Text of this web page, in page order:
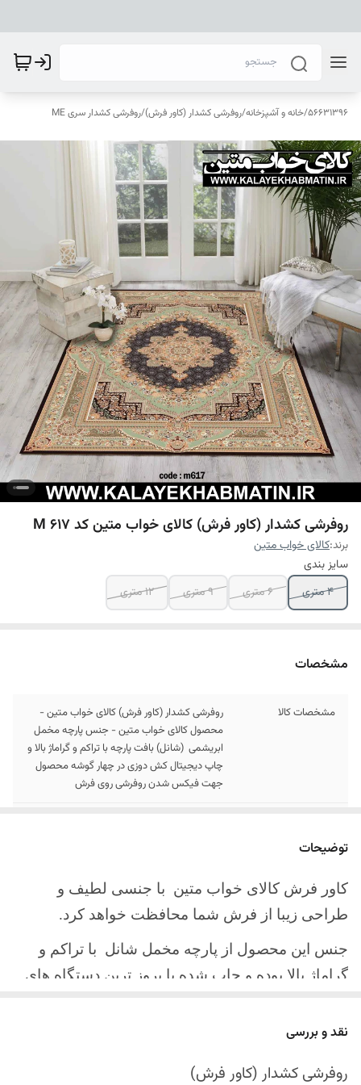
56631396
/خانه و آشپزخانه/روفرشی کشدار (کاور فرش)/روفرشی کشدار سری ME
روفرشی کشدار (کاور فرش) کالای خواب متین کد M 617
برند:کالای خواب متین
سایز بندی
4 متری
6 متری 9 متری 12 متری
مشخصات
مشخصات کالا
روفرشی کشدار (کاور فرش) کالای خواب متین -
محصول کالای خواب متین - جنس پارچه مخمل
ابریشمی (شانل) بافت پارچه با تراکم و گراماژ بالا و
چاپ دیجیتال کش دوزی در چهار گوشه محصول
جهت فیکس شدن روفرشی روی فرش
ارسال کالا
آینده
توضیحات
کاور فرش کالای خواب متین با جنسی لطیف و
طراحی زیبا از فرش شما محافظت خواهد کرد.
جنس این محصول از پارچه مخمل شانل با تراکم و
گراماژ بالا بوده و چاپ شده با بروز ترین دستگاه های
چهار گوشه این محصول با کش باکیفیت دوخته‌شده
نقد و بررسی
روفرشی کشدار (کاور فرش)